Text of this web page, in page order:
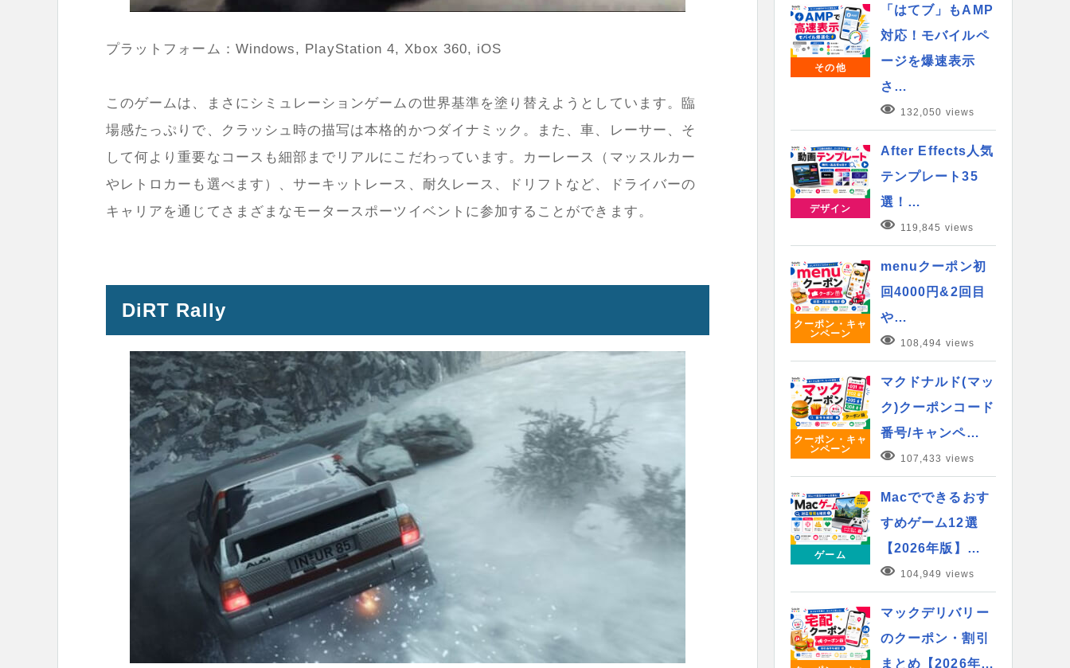
プラットフォーム：Windows, PlayStation 4, Xbox 360, iOS
このゲームは、まさにシミュレーションゲームの世界基準を塗り替えようとしています。臨
場感たっぷりで、クラッシュ時の描写は本格的かつダイナミック。また、車、レーサー、そ
して何より重要なコースも細部までリアルにこだわっています。カーレース（マッスルカー
やレトロカーも選べます）、サーキットレース、耐久レース、ドリフトなど、ドライバーの
キャリアを通じてさまざまなモータースポーツイベントに参加することができます。
DiRT Rally
その他
「はてブ」もAMP
対応！モバイルペ
ージを爆速表示
さ…
132,050 views
デザイン
After Effects人気
テンプレート35
選！…
119,845 views
クーポン・キャ
ンペーン
menuクーポン初
回4000円&2回目
や…
108,494 views
クーポン・キャ
ンペーン
マクドナルド(マッ
ク)クーポンコード
番号/キャンペ…
107,433 views
ゲーム
Macでできるおす
すめゲーム12選
【2026年版】…
104,949 views
マックデリバリー
のクーポン・割引
まとめ【2026年…